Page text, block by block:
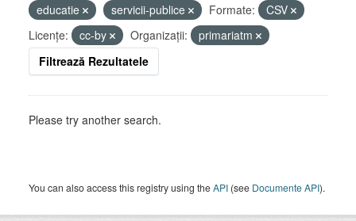
educatie
servicii-publice Formate:
CSV
Licenţe:
cc-by Organizații:
primariatm
Filtrează Rezultatele
Please try another search.
You can also access this registry using theAPI (see Documente API).